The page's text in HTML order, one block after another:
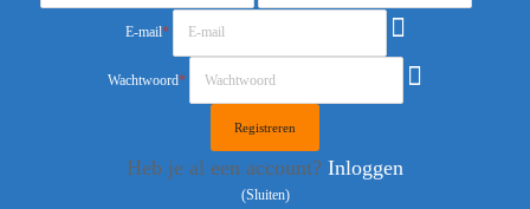
E-mail*
Wachtwoord*
Heb je al een account? Inloggen
(Sluiten)